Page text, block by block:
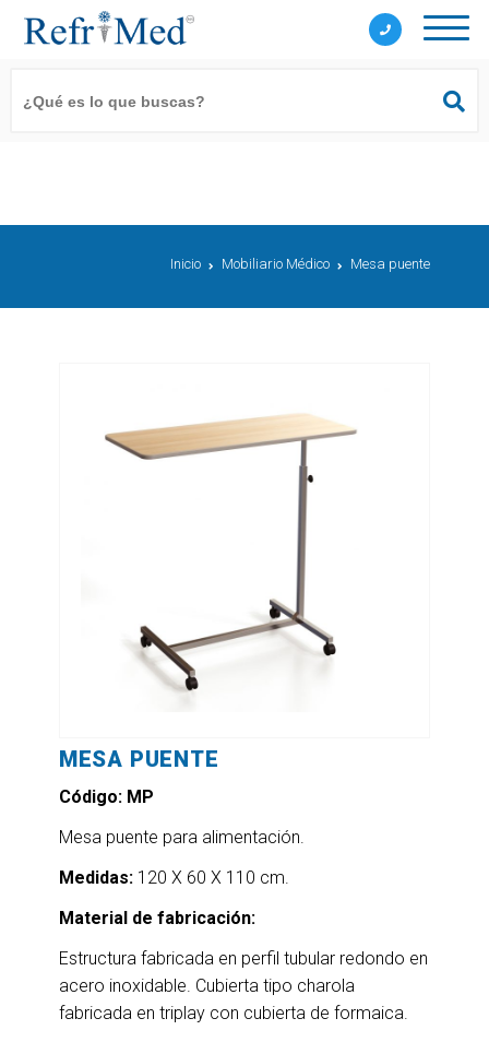
Inicio Mobiliario Médico Mesa puente
MESA PUENTE
Código: MP
Mesa puente para alimentación.
Medidas:120 X 60 X 110 cm.
Material de fabricación:
Estructura fabricada en perfil tubular redondo en
acero inoxidable. Cubierta tipo charola
fabricada en triplay con cubierta de formaica.